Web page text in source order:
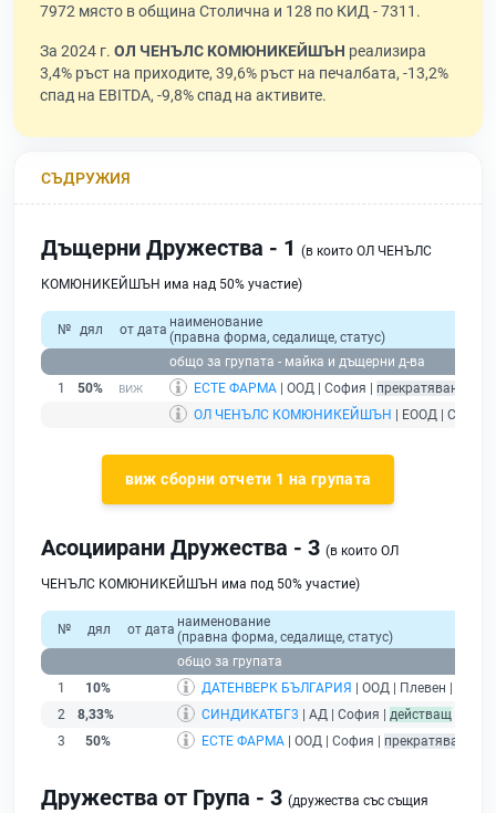
7972 място в община Столична и 128 по КИД - 7311.
За 2024 г. ОЛ ЧЕНЪЛС КОМЮНИКЕЙШЪН реализира
3,4% ръст на приходите, 39,6% ръст на печалбата, -13,2%
спад на EBITDA, -9,8% спад на активите.
СЪДРУЖИЯ
Дъщерни Дружества - 1 (в които ОЛ ЧЕНЪЛС
КОМЮНИКЕЙШЪН има над 50% участие)
№ дял от дата наименование
(правна форма, седалище, статус)
общо за групата - майка и дъщерни д-ва
1
50% ЕСТЕ ФАРМА | ООД | София | прекратяване на
ОЛ ЧЕНЪЛС КОМЮНИКЕЙШЪН
| ЕООД | София
виж сборни отчети 1 на групата
Асоциирани Дружества - 3 (в които ОЛ
ЧЕНЪЛС КОМЮНИКЕЙШЪН има под 50% участие)
№ дял от дата наименование
(правна форма, седалище, статус)
общо за групата
1
10% ДАТЕНВЕРК БЪЛГАРИЯ | ООД | Плевен |
2
8,33% СИНДИКАТБГ3 | АД | София | действащ
3
50% ЕСТЕ ФАРМА | ООД | София | прекратяване на
Дружества от Група - 3 (дружества със същия